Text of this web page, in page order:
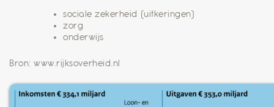
sociale zekerheid (uitkeringen)
zorg
onderwijs
Bron: www.rijksoverheid.nl